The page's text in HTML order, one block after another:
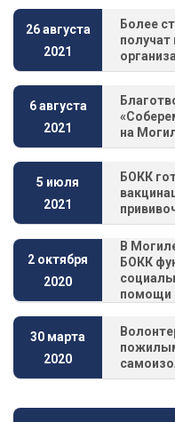
26 августа
2021
Более
получат
6 августа
2021
на
5 июля
2021
БОКК
2 октября
2020
В
БОКК
помощи
30 марта
2020